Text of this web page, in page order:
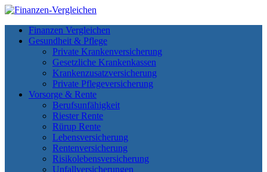
Finanzen Vergleichen
Gesundheit & Pflege
Private Krankenversicherung
Gesetzliche Krankenkassen
Krankenzusatzversicherung
Private Pflegeversicherung
Vorsorge & Rente
Berufsunfähigkeit
Riester Rente
Rürup Rente
Lebensversicherung
Rentenversicherung
Risikolebensversicherung
Unfallversicherungen